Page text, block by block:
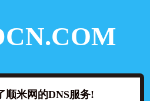
顺米网的DNS服务!